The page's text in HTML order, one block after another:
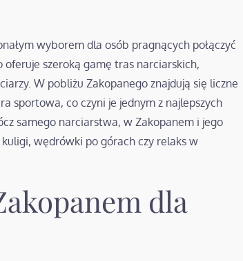
wyborem dla osób pragnących połączyć
szeroką gamę tras narciarskich,
W pobliżu Zakopanego znajdują się liczne
sportowa, co czyni je jednym z najlepszych
samego narciarstwa, w Zakopanem i jego
wędrówki po górach czy relaks w
dla